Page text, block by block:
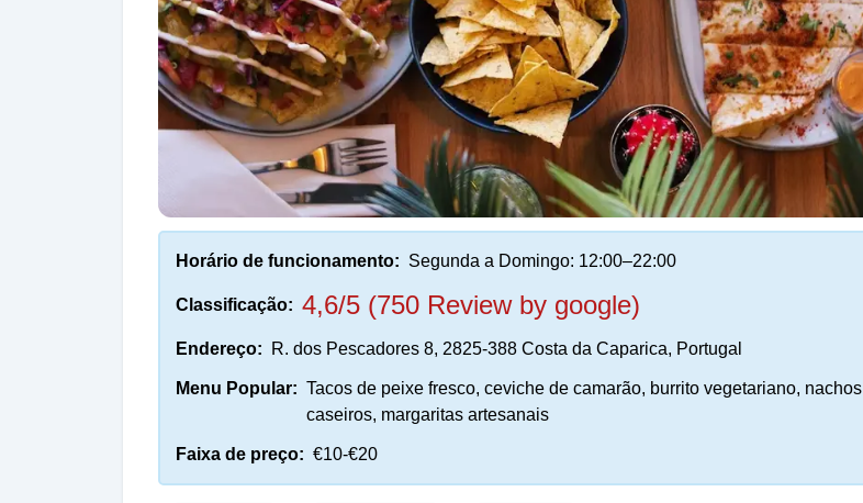
Horário de funcionamento: Segunda a Domingo: 12:00–22:00
Classificação: 4,6/5 (750 Review by google)
Endereço: R. dos Pescadores 8, 2825-388 Costa da Caparica, Portugal
Menu Popular: Tacos de peixe fresco, ceviche de camarão, burrito vegetariano, nachos
caseiros, margaritas artesanais
Faixa de preço: €10-€20